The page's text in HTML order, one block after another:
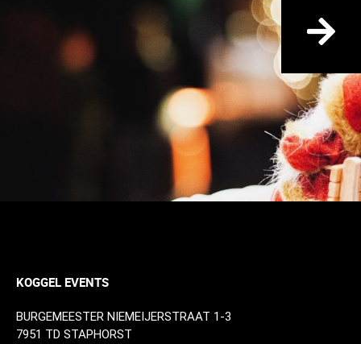
KOGGEL EVENTS
BURGEMEESTER NIEMEIJERSTRAAT 1-3
7951 TD STAPHORST